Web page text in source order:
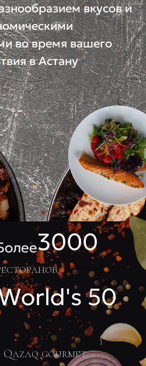
вкусов и
во время вашего
в Астану
3000
50
Qazaq gourmet